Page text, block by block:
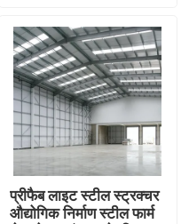
प्रीफैब लाइट स्टील स्ट्रक्चर
औद्योगिक निर्माण स्टील फार्म